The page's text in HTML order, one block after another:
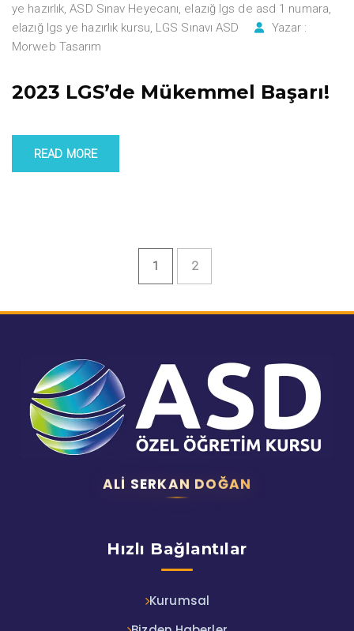
ye hazırlık,ASD Sınav Heyecanı, elazığ lgs de asd 1 numara,
elazığ lgs ye hazırlık kursu, LGS Sınavı ASD
Yazar :
Morweb Tasarım
2023 LGS’de Mükemmel Başarı!
READ MORE
1 2
ALI SERKAN DOĞAN
Hızlı Bağlantılar
Kurumsal